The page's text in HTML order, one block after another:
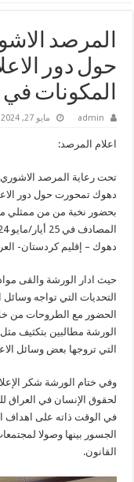
المرصد
حول دور
المكونات
admin مايو 27, 2024
اعلام المرصد:
تحت رعاية المرصد
دهوك تمحورت حول دور
بحضور نخبة من من ممثلي
دهوك – إقليم كردستان-
حيث ادار الورشة والقى
التحديات التي تواجه
الحضور مع الطروحات من
الورشة مطالبين بتكثيف
التي تروجها بعض وسائل
وفي ختام الورشة شكر
لحقوق الإنسان في العراق
في الوقت ذاته على اهداف
الجسور بينها وصولا
القانون.